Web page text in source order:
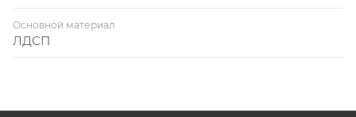
Основной материал
ЛДСП